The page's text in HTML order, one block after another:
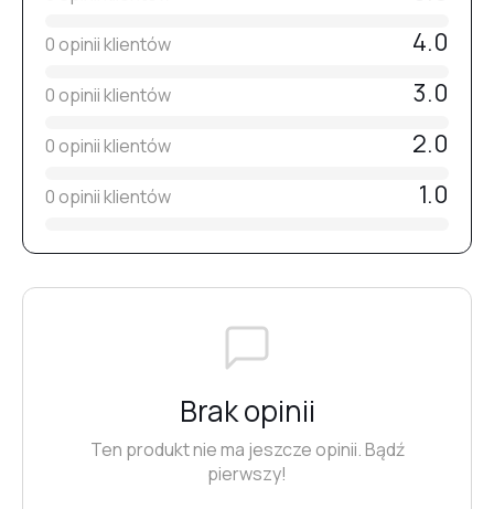
0 opinii klientów 4.0
0 opinii klientów 3.0
0 opinii klientów 2.0
0 opinii klientów 1.0
Brak opinii
Ten produkt nie ma jeszcze opinii. Bądź
pierwszy!